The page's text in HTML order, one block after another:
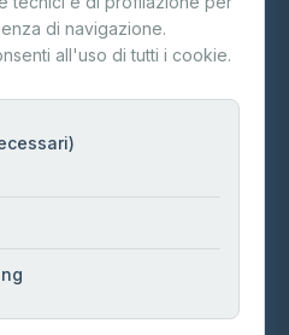
di navigazione.
all'uso di tutti i cookie.